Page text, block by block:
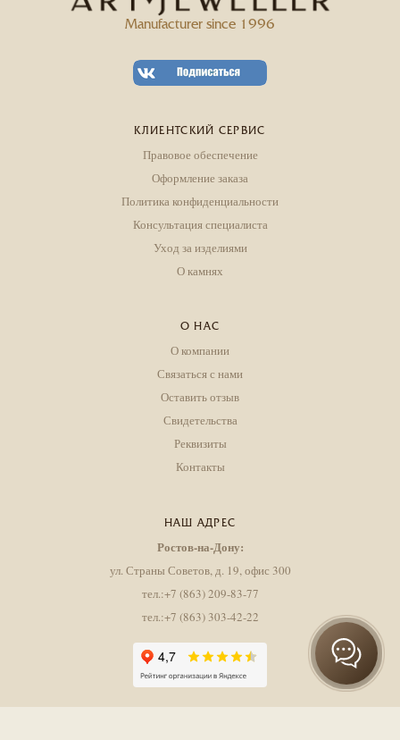
Manufacturer since 1996
КЛИЕНТСКИЙ СЕРВИС
Правовое обеспечение
Оформление заказа
Политика конфиденциальности
Консультация специалиста
Уход за изделиями
О камнях
О НАС
О компании
Связаться с нами
Оставить отзыв
Свидетельства
Реквизиты
Контакты
НАШ АДРЕС
Ростов-на-Дону:
ул. Страны Советов, д. 19, офис 300
тел.:+7 (863) 209-83-77
тел.:+7 (863) 303-42-22